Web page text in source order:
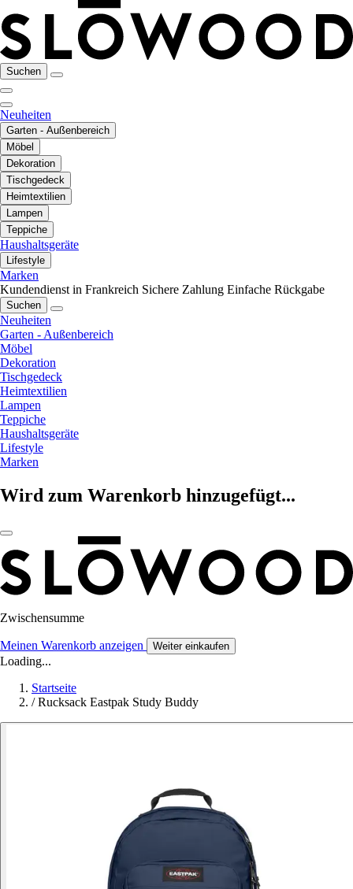
Suchen
Neuheiten
Garten - Außenbereich
Möbel
Dekoration
Tischgedeck
Heimtextilien
Lampen
Teppiche
Haushaltsgeräte
Lifestyle
Marken
Kundendienst in Frankreich Sichere Zahlung Einfache Rückgabe
Suchen
Neuheiten
Garten - Außenbereich
Möbel
Dekoration
Tischgedeck
Heimtextilien
Lampen
Teppiche
Haushaltsgeräte
Lifestyle
Marken
Wird zum Warenkorb hinzugefügt...
Zwischensumme
Meinen Warenkorb anzeigen Weiter einkaufen
Loading...
Startseite
/ Rucksack Eastpak Study Buddy